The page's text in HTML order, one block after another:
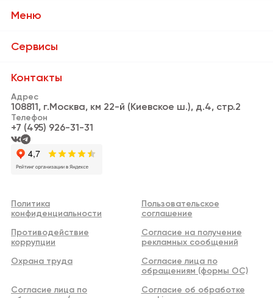
Меню
О Бизнес-парке
Резиденты
Новости
Видео
Аренда
Контакты
Центр Дизайна
Сервисы
Банки и банкоматы
Пункты выдачи заказов
Кафе и рестораны
Информационная стойка
Нотариус
WI-FI
Контакты
Адрес
108811, г.Москва, км 22-й (Киевское ш.), д.4, стр.2
Телефон
+7 (495) 926-31-31
Политика
конфиденциальности
Пользовательское
соглашение
Противодействие
коррупции
Согласие на получение
рекламных сообщений
Охрана труда
Согласие лица по
обращениям (формы ОС)
Согласие лица по
Согласие об обработке